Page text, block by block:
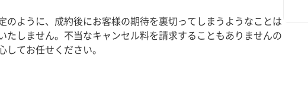
のように、成約後にお客様の期待を裏切ってしまうようなことは
たしません。不当なキャンセル料を請求することもありませんの
してお任せください。